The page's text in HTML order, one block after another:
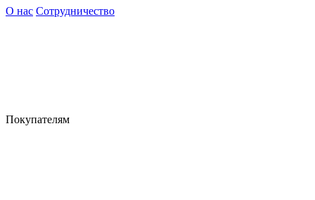
О нас Сотрудничество
Покупателям